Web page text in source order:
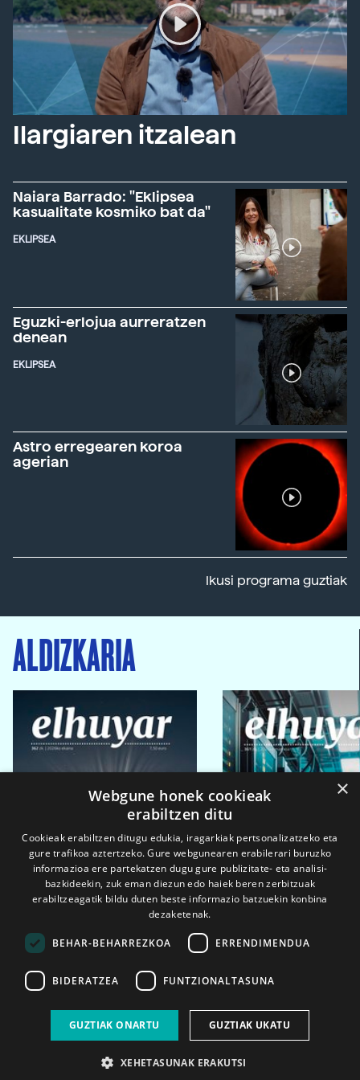
Ilargiaren itzalean
Naiara Barrado: "Eklipsea
kasualitate kosmiko bat da"
EKLIPSEA
Eguzki-erlojua aurreratzen
denean
EKLIPSEA
Astro erregearen koroa
agerian
Ikusi programa guztiak
ALDIZKARIA
2026ko eka. 1a 2026ko mar. 1a
×
Webgune honek cookieak
erabiltzen ditu
Cookieak erabiltzen ditugu edukia, iragarkiak pertsonalizatzeko eta
gure trafikoa aztertzeko. Gure webgunearen erabilerari buruzko
informazioa ere partekatzen dugu gure publizitate- eta analisi-
bazkideekin, zuk eman diezun edo haiek beren zerbitzuak
erabiltzeagatik bildu duten beste informazio batzuekin konbina
dezaketenak.
BEHAR-BEHARREZKOA ERRENDIMENDUA
BIDERATZEA FUNTZIONALTASUNA
GUZTIAK ONARTU GUZTIAK UKATU
XEHETASUNAK ERAKUTSI